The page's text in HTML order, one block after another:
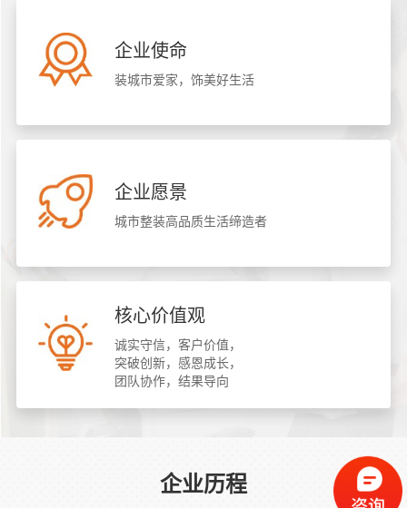
企业使命
装城市爱家，饰美好生活
企业愿景
城市整装高品质生活缔造者
核心价值观
诚实守信，客户价值，
突破创新，感恩成长，
团队协作，结果导向
企业历程